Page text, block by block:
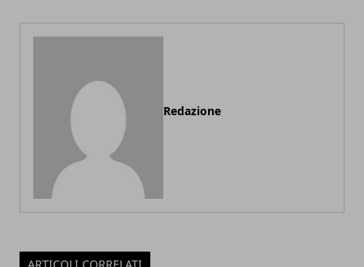
Redazione